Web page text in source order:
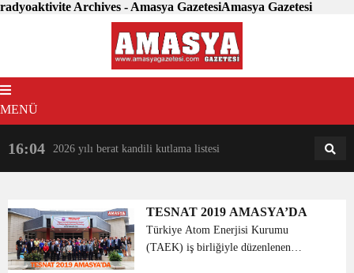
radyoaktivite Archives - Amasya GazetesiAmasya Gazetesi
MENÜ
16:04 2026 yılı berat kandili kutlama listesi 18:31
TESNAT 2019 AMASYA’DA
Türkiye Atom Enerjisi Kurumu
(TAEK) iş birliğiyle düzenlenen